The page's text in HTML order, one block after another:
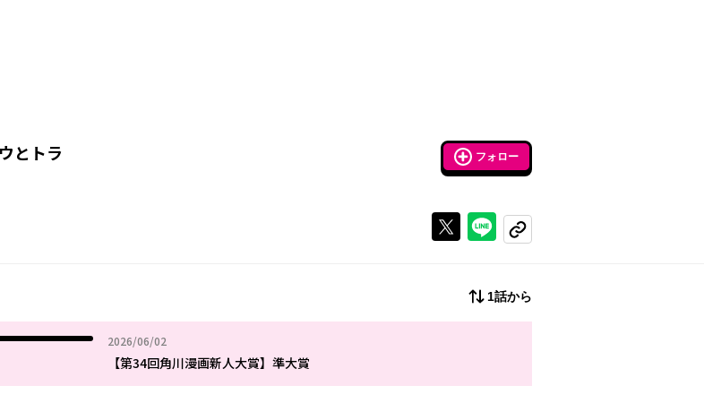
とトラ フォロー
Xで投稿するラインでシェアする
コピーする
1話から
2026/06/02
2026年06月02日
【第34回角川漫画新人大賞】準大賞